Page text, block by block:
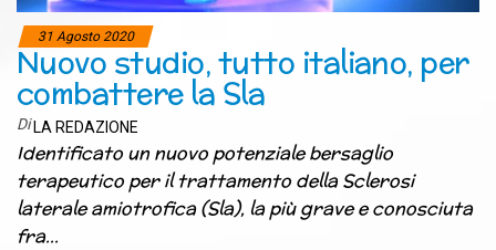
31 Agosto 2020
Nuovo studio, tutto italiano, per
combattere la Sla
Di LA REDAZIONE
Identificato un nuovo potenziale bersaglio
terapeutico per il trattamento della Sclerosi
laterale amiotrofica (Sla), la più grave e conosciuta
fra…